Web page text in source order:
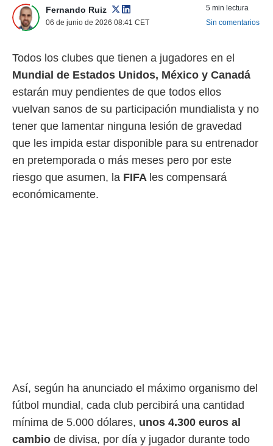
más
disponible
se
para
ni para
Fernando Ruiz
06 de junio de 2026 08:41 CET
5 min lectura
Sin comentarios
Todos los clubes que tienen a jugadores en el
Mundial de Estados Unidos, México y Canadá
estarán muy pendientes de que todos ellos
vuelvan sanos de su participación mundialista y no
tener que lamentar ninguna lesión de gravedad
que les impida estar disponible para su entrenador
en pretemporada o más meses pero por este
riesgo que asumen, la FIFA les compensará
económicamente.
Así, según ha anunciado el máximo organismo del
fútbol mundial, cada club percibirá una cantidad
mínima de 5.000 dólares, unos 4.300 euros al
cambio de divisa, por día y jugador durante todo